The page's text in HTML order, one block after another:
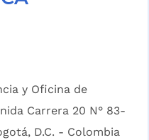
y Oficina de
Carrera 20 N° 83-
D.C. - Colombia